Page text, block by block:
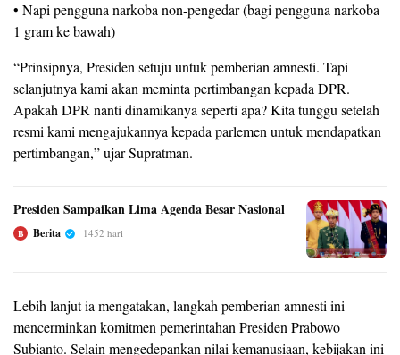
• Napi pengguna narkoba non-pengedar (bagi pengguna narkoba
1 gram ke bawah)
“Prinsipnya, Presiden setuju untuk pemberian amnesti. Tapi
selanjutnya kami akan meminta pertimbangan kepada DPR.
Apakah DPR nanti dinamikanya seperti apa? Kita tunggu setelah
resmi kami mengajukannya kepada parlemen untuk mendapatkan
pertimbangan,” ujar Supratman.
Presiden Sampaikan Lima Agenda Besar Nasional
B Berita 1452 hari
Lebih lanjut ia mengatakan, langkah pemberian amnesti ini
mencerminkan komitmen pemerintahan Presiden Prabowo
Subianto. Selain mengedepankan nilai kemanusiaan, kebijakan ini